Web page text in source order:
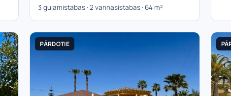
3 guļamistabas · 2 vannasistabas · 64 m²
PĀRDOTIE